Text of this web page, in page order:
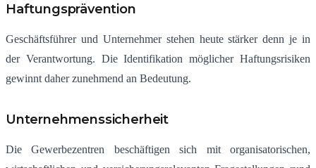
Haftungsprävention
Geschäftsführer und Unternehmer stehen heute stärker denn je in
der Verantwortung. Die Identifikation möglicher Haftungsrisiken
gewinnt daher zunehmend an Bedeutung.
Unternehmenssicherheit
Die Gewerbezentren beschäftigen sich mit organisatorischen,